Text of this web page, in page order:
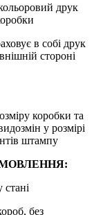
друк
в собі друк
стороні
коробки та
у розмірі
штампу
без